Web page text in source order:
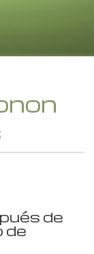
Idiomas
de
de